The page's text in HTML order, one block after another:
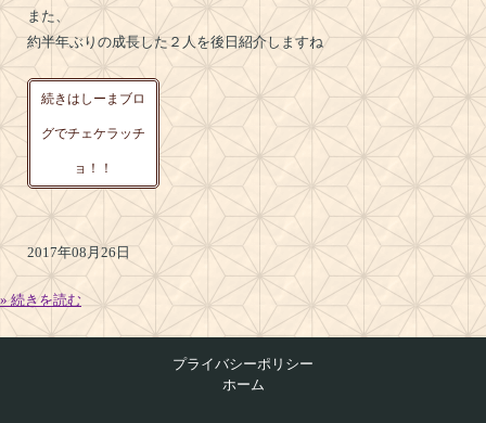
また、
約半年ぶりの成長した２人を後日紹介しますね
続きはしーまブロ
グでチェケラッチ
ョ！！
2017年08月26日
» 続きを読む
プライバシーポリシー
ホーム